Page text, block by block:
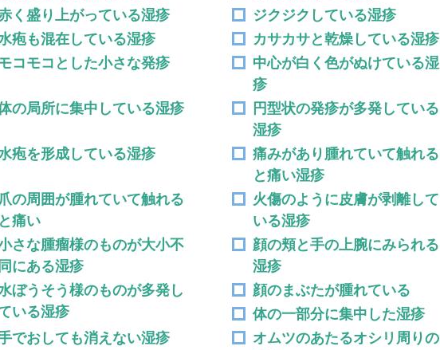
く盛り上がっている湿疹
ジクジクしている湿疹
疱も混在している湿疹
カサカサと乾燥している湿疹
コモコとした小さな発疹
中心が白く色がぬけている湿
疹
の局所に集中している湿疹
円型状の発疹が多発している
湿疹
疱を形成している湿疹
痛みがあり腫れていて触れる
と痛い湿疹
爪の周囲が腫れていて触れる
と痛い
火傷のように皮膚が剥離して
いる湿疹
さな腫瘤様のものが大小不
同にある湿疹
顔の頬と手の上腕にみられる
湿疹
ぼうそう様のものが多発し
いる湿疹
顔のまぶたが腫れている
体の一部分に集中した湿疹
でおしても消えない湿疹
オムツのあたるオシリ周りの